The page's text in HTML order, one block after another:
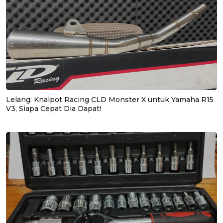
Lelang: Knalpot Racing CLD Monster X untuk Yamaha R15
V3, Siapa Cepat Dia Dapat!